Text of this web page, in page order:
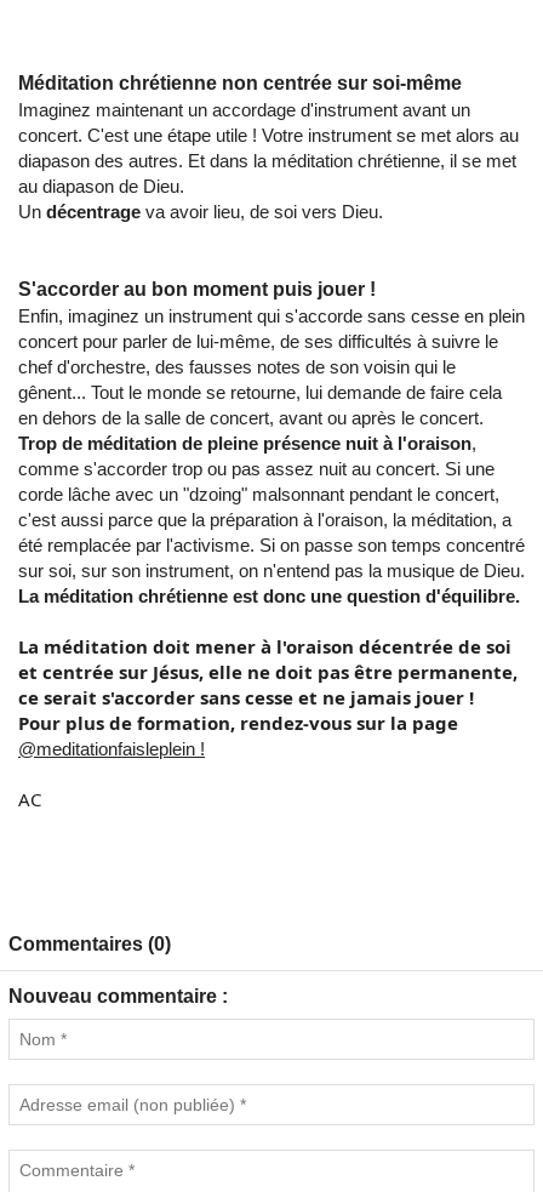
Méditation chrétienne non centrée sur soi-même
Imaginez maintenant un accordage d'instrument avant un
concert. C'est une étape utile ! Votre instrument se met alors au
diapason des autres. Et dans la méditation chrétienne, il se met
au diapason de Dieu.
Un décentrage va avoir lieu, de soi vers Dieu.
S'accorder au bon moment puis jouer !
Enfin, imaginez un instrument qui s'accorde sans cesse en plein
concert pour parler de lui-même, de ses difficultés à suivre le
chef d'orchestre, des fausses notes de son voisin qui le
gênent... Tout le monde se retourne, lui demande de faire cela
en dehors de la salle de concert, avant ou après le concert.
Trop de méditation de pleine présence nuit à l'oraison,
comme s'accorder trop ou pas assez nuit au concert. Si une
corde lâche avec un "dzoing" malsonnant pendant le concert,
c'est aussi parce que la préparation à l'oraison, la méditation, a
été remplacée par l'activisme. Si on passe son temps concentré
sur soi, sur son instrument, on n'entend pas la musique de Dieu.
La méditation chrétienne est donc une question d'équilibre.
La méditation doit mener à l'oraison décentrée de soi
et centrée sur Jésus, elle ne doit pas être permanente,
ce serait s'accorder sans cesse et ne jamais jouer !
Pour plus de formation, rendez-vous sur la page
@meditationfaisleplein !
AC
Commentaires (0)
Nouveau commentaire :